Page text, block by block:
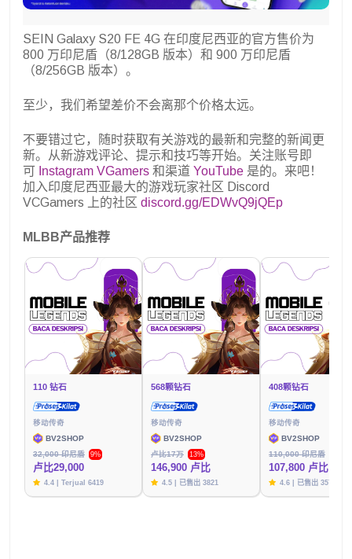
SEIN Galaxy S20 FE 4G 在印度尼西亚的官方售价为
800 万印尼盾（8/128GB 版本）和 900 万印尼盾
（8/256GB 版本）。
至少，我们希望差价不会离那个价格太远。
不要错过它，随时获取有关游戏的最新和完整的新闻更
新。从新游戏评论、提示和技巧等开始。关注账号即
可 Instagram VGamers 和渠道 YouTube 是的。来吧！
加入印度尼西亚最大的游戏玩家社区 Discord
VCGamers 上的社区 discord.gg/EDWvQ9jQEp
MLBB产品推荐
110 钻石
移动传奇
BV2SHOP
32,000 印尼盾
9%
卢比29,000
4.4 | Terjual 6419
568颗钻石
移动传奇
BV2SHOP
卢比17万
13%
146,900 卢比
4.5 | 已售出 3821
408颗钻石
移动传奇
BV2SHOP
110,000 印尼盾
107,800 卢比
4.6 | 已售出 3576